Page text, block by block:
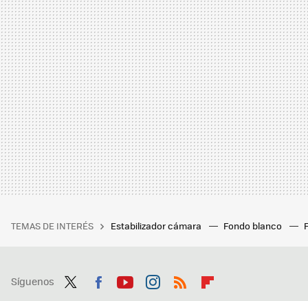
TEMAS DE INTERÉS Estabilizador cámara Fondo blanco
Síguenos